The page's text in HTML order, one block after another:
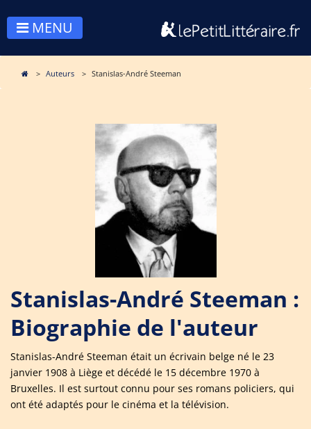
MENU
Auteurs Stanislas-André Steeman
Stanislas-André Steeman :
Biographie de l'auteur
Stanislas-André Steeman était un écrivain belge né le 23
janvier 1908 à Liège et décédé le 15 décembre 1970 à
Bruxelles. Il est surtout connu pour ses romans policiers, qui
ont été adaptés pour le cinéma et la télévision.